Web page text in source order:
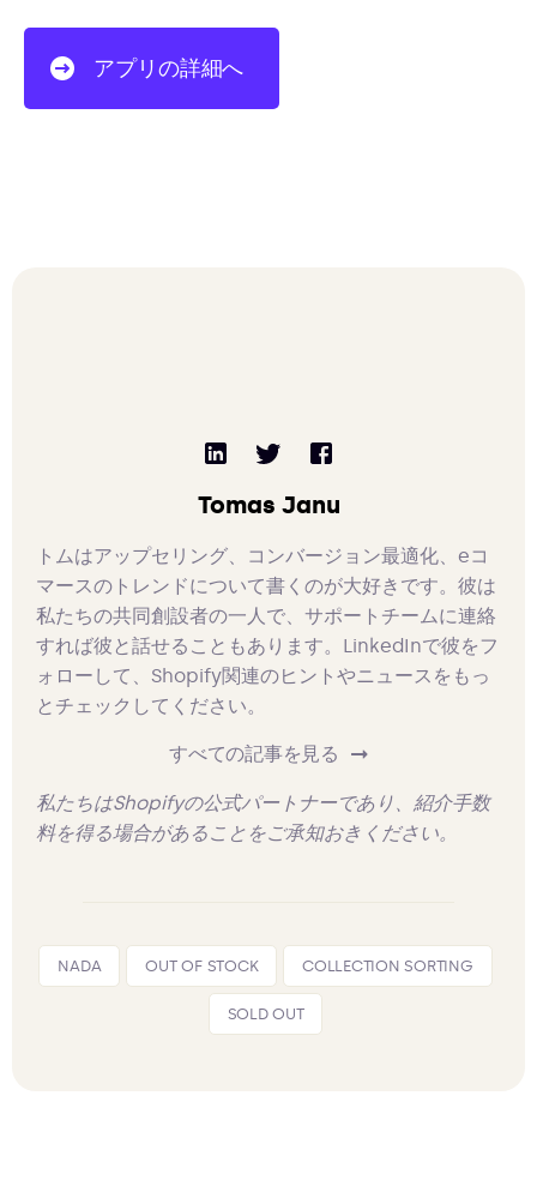
アプリの詳細へ
Tomas Janu
トムはアップセリング、コンバージョン最適化、eコ
マースのトレンドについて書くのが大好きです。彼は
私たちの共同創設者の一人で、サポートチームに連絡
すれば彼と話せることもあります。LinkedInで彼をフ
ォローして、Shopify関連のヒントやニュースをもっ
とチェックしてください。
すべての記事を見る
私たちはShopifyの公式パートナーであり、紹介手数
料を得る場合があることをご承知おきください。
NADA OUT OF STOCK COLLECTION SORTING
SOLD OUT